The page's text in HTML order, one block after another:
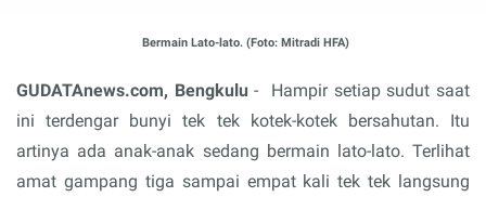
Bermain Lato-lato. (Foto: Mitradi HFA)
GUDATAnews.com, Bengkulu -
Hampir setiap sudut saat
ini terdengar bunyi tek tek kotek-kotek bersahutan. Itu
artinya ada anak-anak sedang bermain lato-lato. Terlihat
amat gampang tiga sampai empat kali tek tek langsung